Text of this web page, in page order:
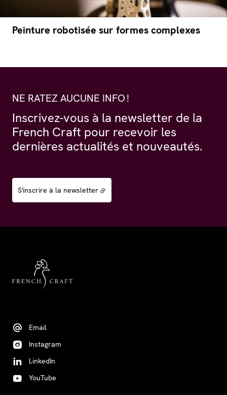
Peinture robotisée sur formes complexes
NE RATEZ AUCUNE INFO !
Inscrivez-vous à la newsletter de la
French Craft pour recevoir les
dernières actualités et nouveautés.
S'inscrire à la newsletter
Email
Instagram
LinkedIn
YouTube